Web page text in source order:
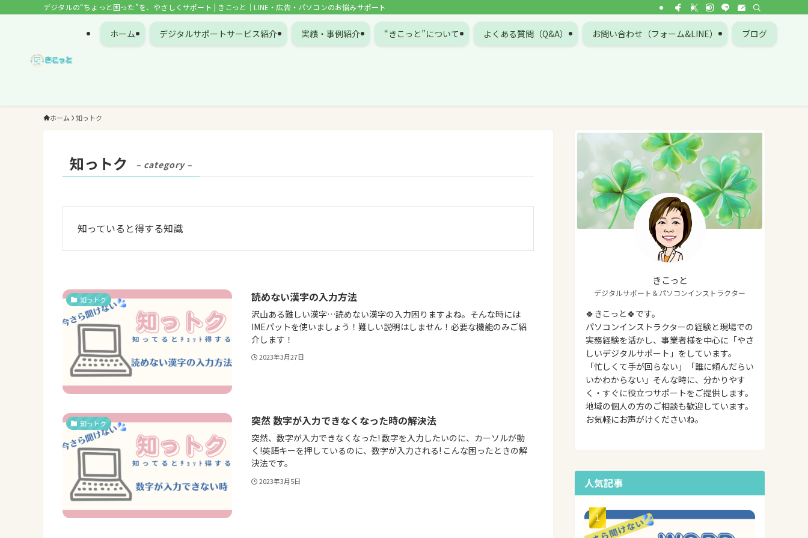
デジタルの“ちょっと困った”を、やさしくサポート | きこっと｜LINE・広告・パソコンのお悩みサポート
ホーム デジタルサポートサービス紹介 実績・事例紹介 “きこっと”について よくある質問（Q&A） お問い合わせ（フォーム&LINE） ブログ
ホーム 知っトク
知っトク – category –
知っていると得する知識
知っトク 読めない漢字の入力方法
沢山ある難しい漢字…読めない漢字の入力困りますよね。そんな時には
IMEパットを使いましょう！難しい説明はしません！必要な機能のみご紹
介します！
2023年3月27日
知っトク 突然 数字が入力できなくなった時の解決法
突然、数字が入力できなくなった! 数字を入力したいのに、カーソルが動
く!英語キーを押しているのに、数字が入力される! こんな困ったときの解
決法です。
2023年3月5日
きこっと
デジタルサポート＆パソコンインストラクター
🍀きこっと🍀です。
パソコンインストラクターの経験と現場での
実務経験を活かし、事業者様を中心に「やさ
しいデジタルサポート」をしています。
「忙しくて手が回らない」「誰に頼んだらい
いかわからない」そんな時に、分かりやす
く・すぐに役立つサポートをご提供します。
地域の個人の方のご相談も歓迎しています。
お気軽にお声がけくださいね。
人気記事